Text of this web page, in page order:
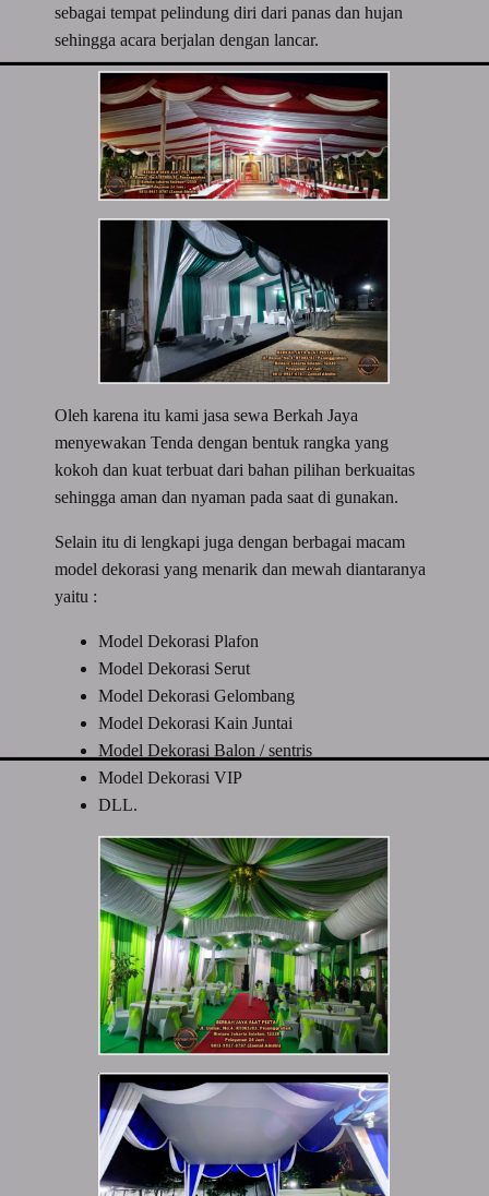
sebagai tempat pelindung diri dari panas dan hujan
sehingga acara berjalan dengan lancar.
Oleh karena itu kami jasa sewa Berkah Jaya
menyewakan Tenda dengan bentuk rangka yang
kokoh dan kuat terbuat dari bahan pilihan berkuaitas
sehingga aman dan nyaman pada saat di gunakan.
Selain itu di lengkapi juga dengan berbagai macam
model dekorasi yang menarik dan mewah diantaranya
yaitu :
Model Dekorasi Plafon
Model Dekorasi Serut
Model Dekorasi Gelombang
Model Dekorasi Kain Juntai
Model Dekorasi Balon / sentris
Model Dekorasi VIP
DLL.